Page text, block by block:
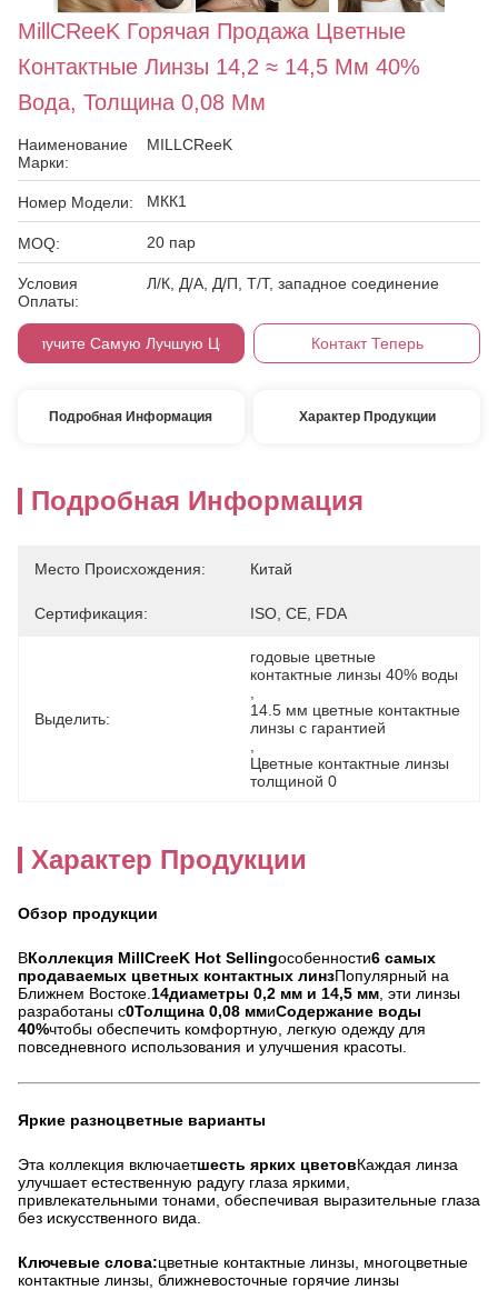
MillCReeK Горячая Продажа Цветные
Контактные Линзы 14,2 ≈ 14,5 Мм 40%
Вода, Толщина 0,08 Мм
Наименование
Марки:
MILLCReeK
Номер Модели: МКК1
MOQ: 20 пар
Условия
Оплаты:
Л/К, Д/А, Д/П, Т/Т, западное соединение
Получите Самую Лучшую Цену Контакт Теперь
Подробная Информация Характер Продукции
Подробная Информация
Место Происхождения: Китай
Сертификация: ISO, CE, FDA
Выделить:
годовые цветные
контактные линзы 40% воды
14.5 мм цветные контактные
линзы с гарантией
Цветные контактные линзы
толщиной 0
Характер Продукции
Обзор продукции
ВКоллекция MillCreeK Hot Sellingособенности6 самых
продаваемых цветных контактных линзПопулярный на
Ближнем Востоке. 14диаметры 0,2 мм и 14,5 мм , эти линзы
разработаны с0Толщина 0,08 ммиСодержание воды
40%чтобы обеспечить комфортную, легкую одежду для
повседневного использования и улучшения красоты.
Яркие разноцветные варианты
Эта коллекция включаетшесть ярких цветовКаждая линза
улучшает естественную радугу глаза яркими,
привлекательными тонами, обеспечивая выразительные глаза
без искусственного вида.
Ключевые слова:цветные контактные линзы, многоцветные
контактные линзы, ближневосточные горячие линзы